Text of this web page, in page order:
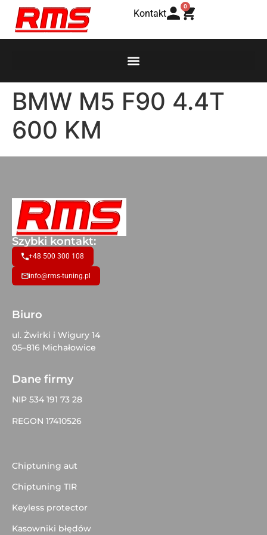
Kontakt
0
BMW M5 F90 4.4T
600 KM
Szybki kontakt:
+48 500 300 108
info@rms-tuning.pl
Biuro
ul. Żwirki i Wigury 14
05–816 Michałowice
Dane firmy
NIP 534 191 73 28
REGON 17410526
Chiptuning aut
Chiptuning TIR
Keyless protector
Kasowniki błędów